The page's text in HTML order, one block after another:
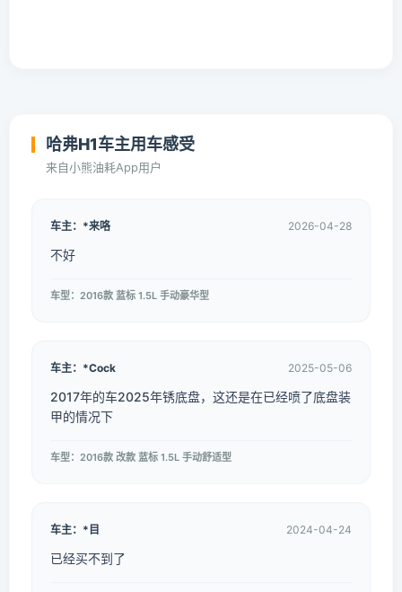
哈弗H1车主用车感受
来自小熊油耗App用户
车主：*来咯 2026-04-28
不好
车型：2016款 蓝标 1.5L 手动豪华型
车主：*Cock 2025-05-06
2017年的车2025年锈底盘，这还是在已经喷了底盘装
甲的情况下
车型：2016款 改款 蓝标 1.5L 手动舒适型
车主：*目 2024-04-24
已经买不到了